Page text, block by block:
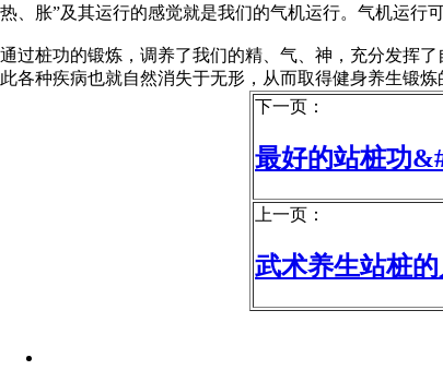
热、胀”及其运行的感觉就是我们的气机运行。气机运行
通过桩功的锻炼，调养了我们的精、气、神，充分发挥
此各种疾病也就自然消失于无形，从而取得健身养生锻
下一页：
最好的站桩功
上一页：
武术养生站桩